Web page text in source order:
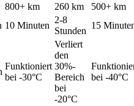
800+ km 260 km
500+ km
10 Minuten
2-8
Stunden
15
Funktioniert
bei -30°C
Verliert
den
30%-
Bereich
bei
-20°C
bei -40°C